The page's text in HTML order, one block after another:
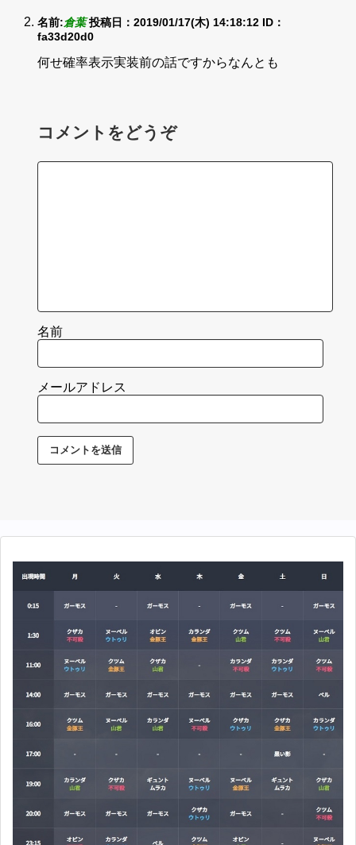
名前:倉葉 投稿日：2019/01/17(木) 14:18:12 ID：
fa33d20d0
何せ確率表示実装前の話ですからなんとも
コメントをどうぞ
名前
メールアドレス